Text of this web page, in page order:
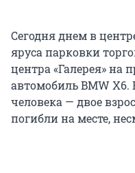
Сегодня днем в
яруса парковки
центра «Галерея» на
автомобиль BMW
человека — двое
погибли на месте,